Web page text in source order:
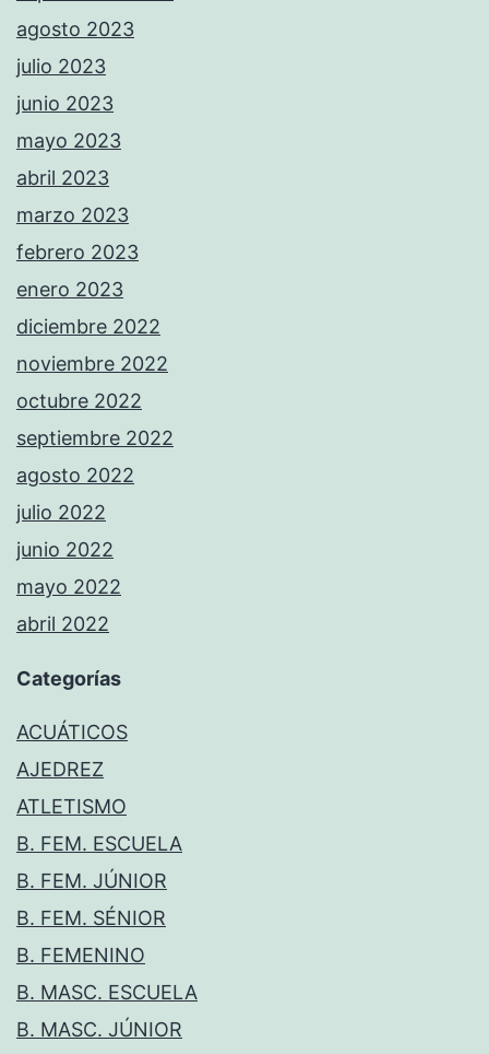
agosto 2023
julio 2023
junio 2023
mayo 2023
abril 2023
marzo 2023
febrero 2023
enero 2023
diciembre 2022
noviembre 2022
octubre 2022
septiembre 2022
agosto 2022
julio 2022
junio 2022
mayo 2022
abril 2022
Categorías
ACUÁTICOS
AJEDREZ
ATLETISMO
B. FEM. ESCUELA
B. FEM. JÚNIOR
B. FEM. SÉNIOR
B. FEMENINO
B. MASC. ESCUELA
B. MASC. JÚNIOR